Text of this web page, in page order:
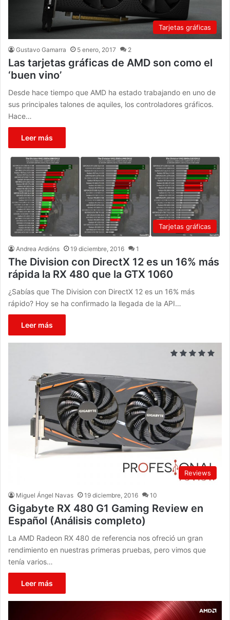
Tarjetas gráficas
Gustavo Gamarra 5 enero, 2017 2
Las tarjetas gráficas de AMD son como el
‘buen vino’
Desde hace tiempo que AMD ha estado trabajando en uno de
sus principales talones de aquiles, los controladores gráficos.
Hace…
Leer más
Tarjetas gráficas
Andrea Ardións 19 diciembre, 2016 1
The Division con DirectX 12 es un 16% más
rápida la RX 480 que la GTX 1060
¿Sabías que The Division con DirectX 12 es un 16% más
rápido? Hoy se ha confirmado la llegada de la API…
Leer más
Reviews
Miguel Ángel Navas 19 diciembre, 2016 10
Gigabyte RX 480 G1 Gaming Review en
Español (Análisis completo)
La AMD Radeon RX 480 de referencia nos ofreció un gran
rendimiento en nuestras primeras pruebas, pero vimos que
tenía varios…
Leer más